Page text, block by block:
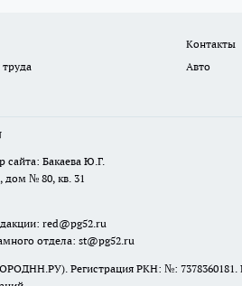
Контакты
Авто
сайта: Бакаева Ю.Г.
дом № 80, кв. 31
red@pg52.ru
отдела: st@pg52.ru
Регистрация РКН: №: